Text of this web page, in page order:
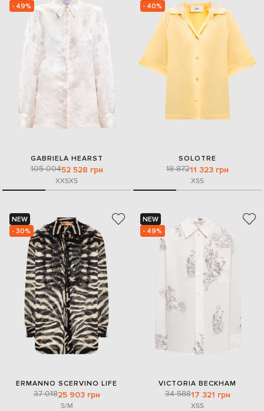
- 49%
GABRIELA HEARST
105 00452 528 грн
XXSXS
- 40%
SOLOTRE
18 87211 323 грн
XSS
NEW
- 30%
ERMANNO SCERVINO LIFE
37 01825 903 грн
S/M
NEW
- 49%
VICTORIA BECKHAM
34 58817 321 грн
XSS